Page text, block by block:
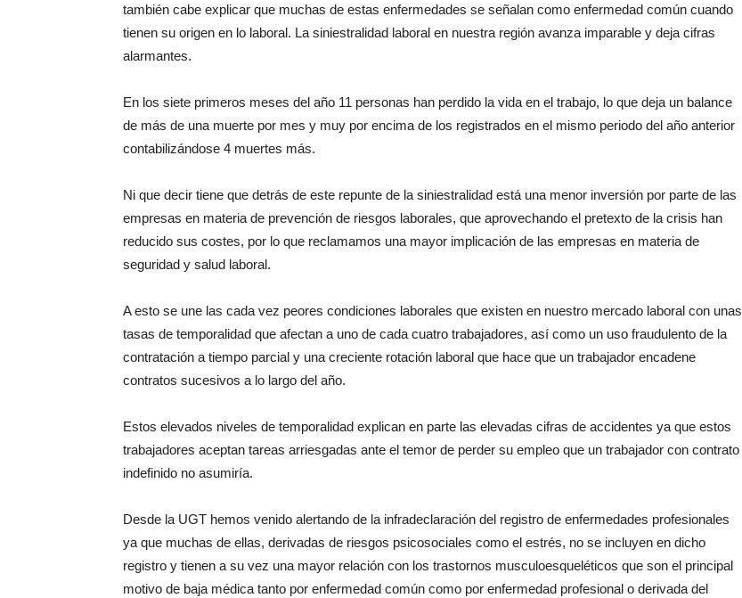
también cabe explicar que muchas de estas enfermedades se señalan como enfermedad común cuando
tienen su origen en lo laboral. La siniestralidad laboral en nuestra región avanza imparable y deja cifras
alarmantes.
En los siete primeros meses del año 11 personas han perdido la vida en el trabajo, lo que deja un balance
de más de una muerte por mes y muy por encima de los registrados en el mismo periodo del año anterior
contabilizándose 4 muertes más.
Ni que decir tiene que detrás de este repunte de la siniestralidad está una menor inversión por parte de las
empresas en materia de prevención de riesgos laborales, que aprovechando el pretexto de la crisis han
reducido sus costes, por lo que reclamamos una mayor implicación de las empresas en materia de
seguridad y salud laboral.
A esto se une las cada vez peores condiciones laborales que existen en nuestro mercado laboral con unas
tasas de temporalidad que afectan a uno de cada cuatro trabajadores, así como un uso fraudulento de la
contratación a tiempo parcial y una creciente rotación laboral que hace que un trabajador encadene
contratos sucesivos a lo largo del año.
Estos elevados niveles de temporalidad explican en parte las elevadas cifras de accidentes ya que estos
trabajadores aceptan tareas arriesgadas ante el temor de perder su empleo que un trabajador con contrato
indefinido no asumiría.
Desde la UGT hemos venido alertando de la infradeclaración del registro de enfermedades profesionales
ya que muchas de ellas, derivadas de riesgos psicosociales como el estrés, no se incluyen en dicho
registro y tienen a su vez una mayor relación con los trastornos musculoesqueléticos que son el principal
motivo de baja médica tanto por enfermedad común como por enfermedad profesional o derivada del